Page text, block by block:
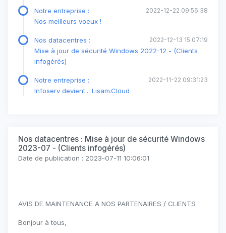
2022-12-22 09:56:38
Notre entreprise :
Nos meilleurs voeux !
2022-12-13 15:07:19
Nos datacentres :
Mise à jour de sécurité Windows 2022-12 - (Clients
infogérés)
2022-11-22 09:31:23
Notre entreprise :
Infoserv devient... Lisam.Cloud
Nos datacentres : Mise à jour de sécurité Windows
2023-07 - (Clients infogérés)
Date de publication : 2023-07-11 10:06:01
AVIS DE MAINTENANCE A NOS PARTENAIRES / CLIENTS
Bonjour à tous,